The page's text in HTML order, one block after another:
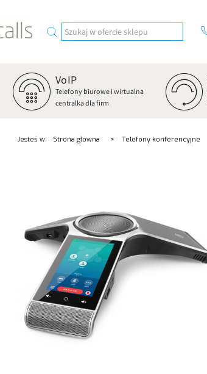
VoIP
Telefony biurowe i wirtualna
centralka dla firm
Jesteś w: Strona główna Telefony konferencyjne